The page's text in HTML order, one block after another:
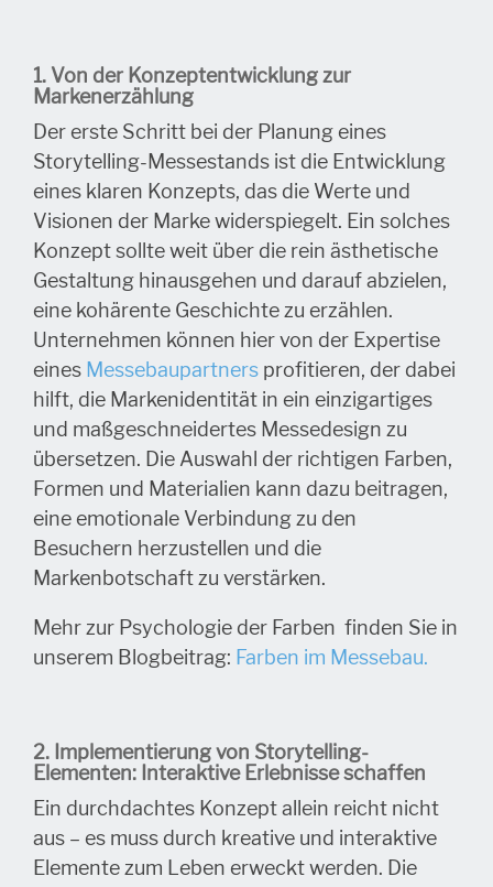
1. Von der Konzeptentwicklung zur
Markenerzählung
Der erste Schritt bei der Planung eines
Storytelling-Messestands ist die Entwicklung
eines klaren Konzepts, das die Werte und
Visionen der Marke widerspiegelt. Ein solches
Konzept sollte weit über die rein ästhetische
Gestaltung hinausgehen und darauf abzielen,
eine kohärente Geschichte zu erzählen.
Unternehmen können hier von der Expertise
eines Messebaupartners profitieren, der dabei
hilft, die Markenidentität in ein einzigartiges
und maßgeschneidertes Messedesign zu
übersetzen. Die Auswahl der richtigen Farben,
Formen und Materialien kann dazu beitragen,
eine emotionale Verbindung zu den
Besuchern herzustellen und die
Markenbotschaft zu verstärken.
Mehr zur Psychologie der Farben finden Sie in
unserem Blogbeitrag: Farben im Messebau.
2. Implementierung von Storytelling-
Elementen: Interaktive Erlebnisse schaffen
Ein durchdachtes Konzept allein reicht nicht
aus – es muss durch kreative und interaktive
Elemente zum Leben erweckt werden. Die